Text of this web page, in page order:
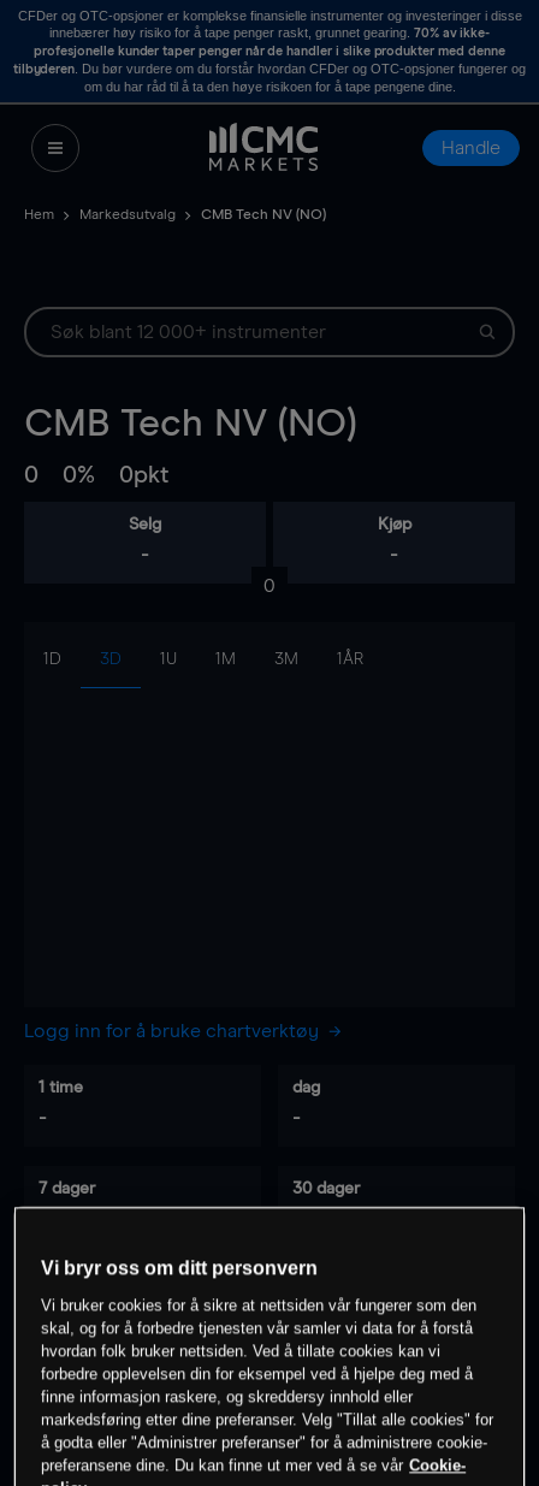
CFDer og OTC-opsjoner er komplekse finansielle instrumenter og investeringer i disse
innebærer høy risiko for å tape penger raskt, grunnet gearing. 70% av ikke-
profesjonelle kunder taper penger når de handler i slike produkter med denne
tilbyderen . Du bør vurdere om du forstår hvordan CFDer og OTC-opsjoner fungerer og
om du har råd til å ta den høye risikoen for å tape pengene dine.
Handle
Hem Markedsutvalg CMB Tech NV (NO)
CMB Tech NV (NO)
0 0% 0pkt
Selg
-
Kjøp
-
0
1D 3D 1U 1M 3M 1ÅR
Logg inn for å bruke chartverktøy
1 time
-
dag
-
7 dager 30 dager
0% av kunder erpå dette instrumentet
Søk om konto
Vi bryr oss om ditt personvern
Vi bruker cookies for å sikre at nettsiden vår fungerer som den
skal, og for å forbedre tjenesten vår samler vi data for å forstå
hvordan folk bruker nettsiden. Ved å tillate cookies kan vi
forbedre opplevelsen din for eksempel ved å hjelpe deg med å
finne informasjon raskere, og skreddersy innhold eller
markedsføring etter dine preferanser. Velg "Tillat alle cookies" for
å godta eller "Administrer preferanser" for å administrere cookie-
preferansene dine. Du kan finne ut mer ved å se vår Cookie-